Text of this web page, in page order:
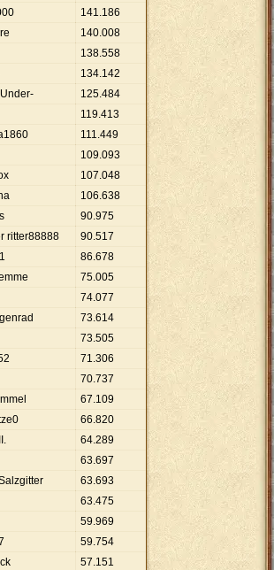
141.186
140.008
138.558
134.142
125.484
119.413
111.449
109.093
107.048
106.638
90.975
ritter88888 90.517
86.678
75.005
74.077
73.614
73.505
71.306
70.737
67.109
66.820
64.289
63.697
63.693
63.475
59.969
59.754
57.151